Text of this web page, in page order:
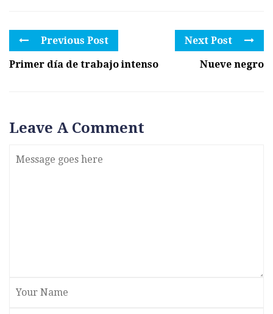
Previous Post
Primer día de trabajo intenso
Next Post
Nueve negro
Leave A Comment